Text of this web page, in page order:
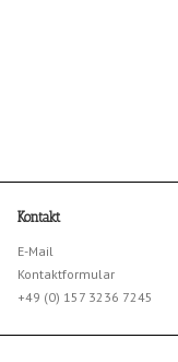
Kontakt
E-Mail
Kontaktformular
+49 (0) 157 3236 7245